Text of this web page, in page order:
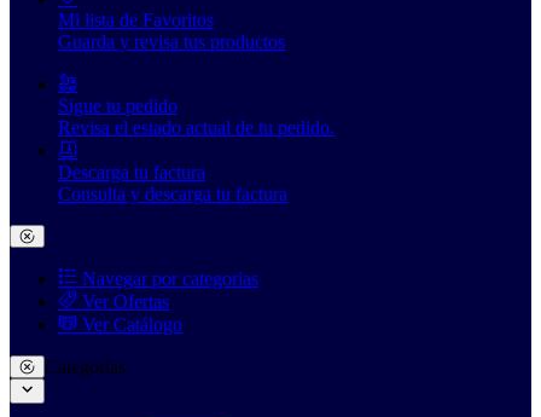
Mi lista de Favoritos
Guarda y revisa tus productos
Sigue tu pedido
Revisa el estado actual de tu pedido.
Descarga tu factura
Consulta y descarga tu factura
Navegar por categorias
Ver Ofertas
Ver Catálogo
Categorías